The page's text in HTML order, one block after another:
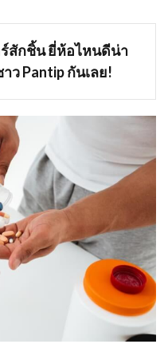
สักชิ้น ยี่ห้อไหนดีน่า
วPantip กันเลย!